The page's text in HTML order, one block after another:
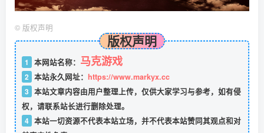
© 版权声明
版权声明
1 本网站名称： 马克游戏
2 本站永久网址： https://www.markyx.cc
3 本站文章内容由用户整理上传，仅供大家学习与参考，如有侵
权，请联系站长进行删除处理。
4 本站一切资源不代表本站立场，并不代表本站赞同其观点和对